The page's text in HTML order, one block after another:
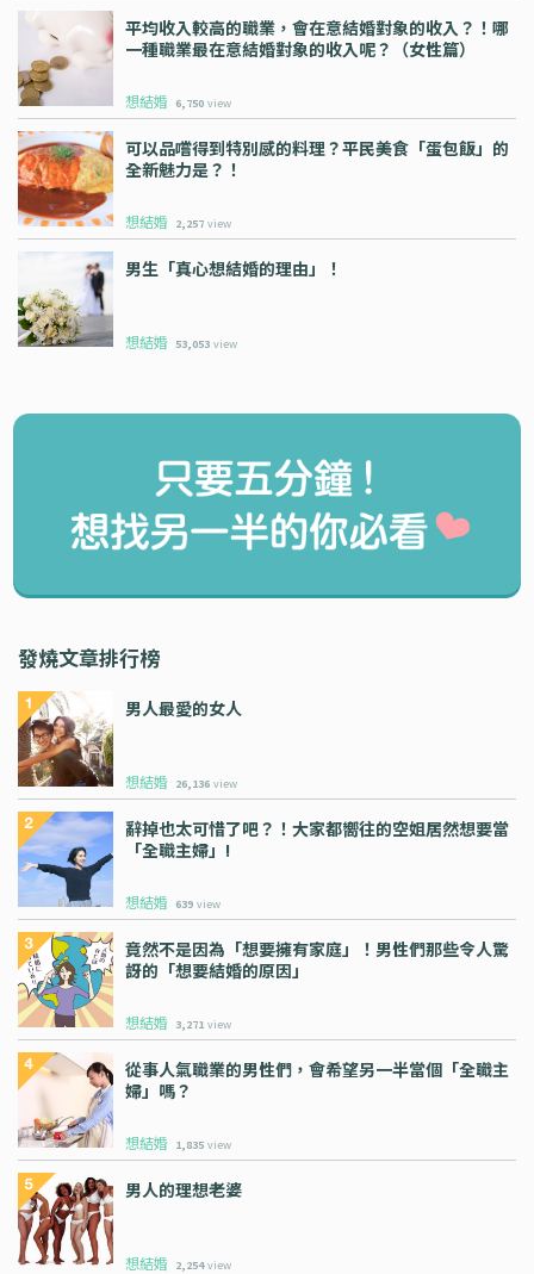
平均收入較高的職業，會在意結婚對象的收入？！哪
一種職業最在意結婚對象的收入呢？（女性篇）
想結婚 6,750 view
可以品嚐得到特別感的料理？平民美食「蛋包飯」的
全新魅力是？！
想結婚 2,257 view
男生「真心想結婚的理由」！
想結婚 53,053 view
發燒文章排行榜
男人最愛的女人
想結婚 26,136 view
辭掉也太可惜了吧？！大家都嚮往的空姐居然想要當
「全職主婦」!
想結婚 639 view
竟然不是因為「想要擁有家庭」！男性們那些令人驚
訝的「想要結婚的原因」
想結婚 3,271 view
從事人氣職業的男性們，會希望另一半當個「全職主
婦」嗎？
想結婚 1,835 view
男人的理想老婆
想結婚 2,254 view